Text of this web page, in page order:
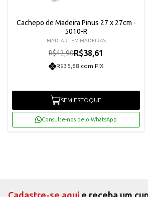
Cachepo de Madeira Pinus 27 x 27cm -
5010-R
MAD. ART EM MADEIRAS
R$42,90R$38,61
R$36,68 com PIX
SEM ESTOQUE
Consulte-nos pelo WhatsApp